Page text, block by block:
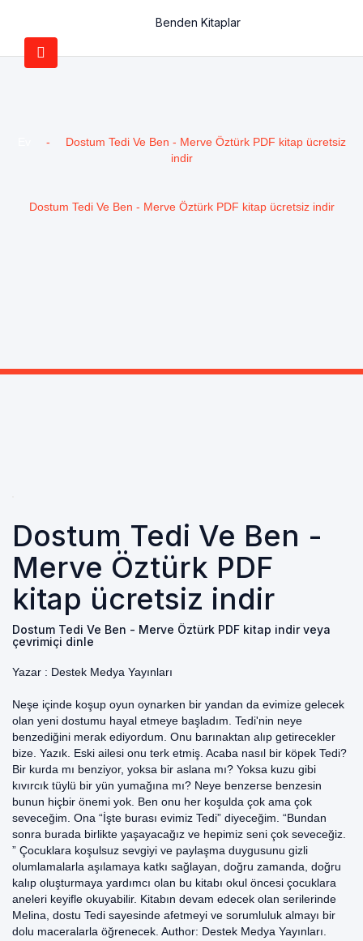
Benden Kitaplar
-
Dostum Tedi Ve Ben - Merve Öztürk PDF kitap ücretsiz
indir
Dostum Tedi Ve Ben - Merve Öztürk PDF kitap ücretsiz indir
Dostum Tedi Ve Ben -
Merve Öztürk PDF
kitap ücretsiz indir
Dostum Tedi Ve Ben - Merve Öztürk PDF kitap indir veya
çevrimiçi dinle
Yazar : Destek Medya Yayınları
Neşe içinde koşup oyun oynarken bir yandan da evimize gelecek
olan yeni dostumu hayal etmeye başladım. Tedi'nin neye
benzediğini merak ediyordum. Onu barınaktan alıp getirecekler
bize. Yazık. Eski ailesi onu terk etmiş. Acaba nasıl bir köpek Tedi?
Bir kurda mı benziyor, yoksa bir aslana mı? Yoksa kuzu gibi
kıvırcık tüylü bir yün yumağına mı? Neye benzerse benzesin
bunun hiçbir önemi yok. Ben onu her koşulda çok ama çok
seveceğim. Ona “İşte burası evimiz Tedi” diyeceğim. “Bundan
sonra burada birlikte yaşayacağız ve hepimiz seni çok seveceğiz.
” Çocuklara koşulsuz sevgiyi ve paylaşma duygusunu gizli
olumlamalarla aşılamaya katkı sağlayan, doğru zamanda, doğru
kalıp oluşturmaya yardımcı olan bu kitabı okul öncesi çocuklara
aneleri keyifle okuyabilir. Kitabın devam edecek olan serilerinde
Melina, dostu Tedi sayesinde afetmeyi ve sorumluluk almayı bir
dolu maceralarla öğrenecek. Author: Destek Medya Yayınları.